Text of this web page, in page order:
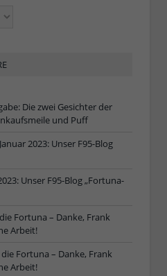
Die zwei Gesichter der
und Puff
2023: Unser F95-Blog
Unser F95-Blog „Fortuna-
Fortuna – Danke, Frank
Arbeit!
Fortuna – Danke, Frank
Arbeit!